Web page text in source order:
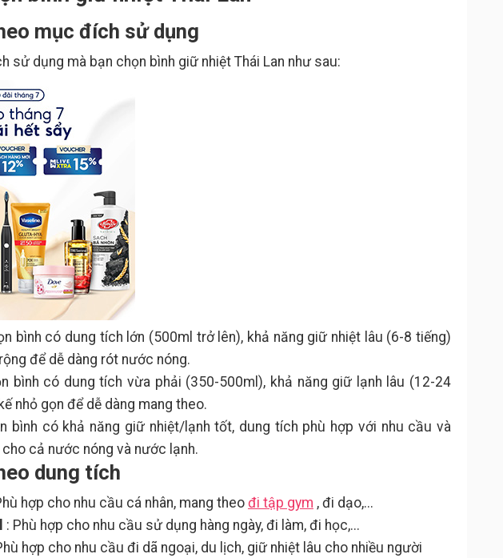
mục đích sử dụng
sử dụng mà bạn chọn bình giữ nhiệt Thái Lan như sau:
bình có dung tích lớn (500ml trở lên), khả năng giữ nhiệt lâu (6-8 tiếng)
để dễ dàng rót nước nóng.
bình có dung tích vừa phải (350-500ml), khả năng giữ lạnh lâu (12-24
nhỏ gọn để dễ dàng mang theo.
bình có khả năng giữ nhiệt/lạnh tốt, dung tích phù hợp với nhu cầu và
cả nước nóng và nước lạnh.
dung tích
hợp cho nhu cầu cá nhân, mang theo đi tập gym , đi dạo,...
: Phù hợp cho nhu cầu sử dụng hàng ngày, đi làm, đi học,...
hợp cho nhu cầu đi dã ngoại, du lịch, giữ nhiệt lâu cho nhiều người